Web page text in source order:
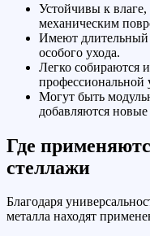
Устойчивы к
механическим
Имеют длительный
особого ухода.
Легко собираются
профессиональной
Могут быть
добавляются
Где
стеллажи
Благодаря
металла находят